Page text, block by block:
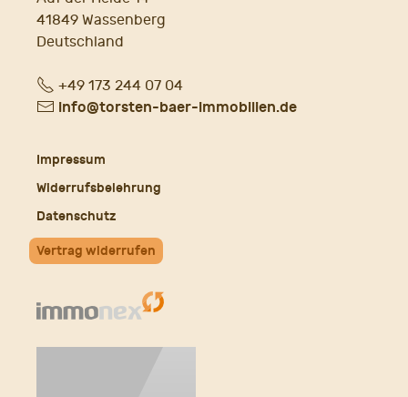
41849 Wassenberg
Deutschland
Fon+49 173 244 07 04
E- info@torsten-baer-immobilien.de
Impressum
Widerrufsbelehrung
Datenschutz
Vertrag widerrufen